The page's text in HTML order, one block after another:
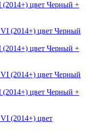
(2014+) цвет Черный +
(2014+) цвет Черный +
(2014+) цвет Черный +